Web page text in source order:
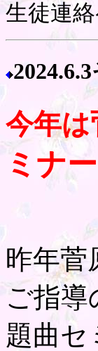
生徒連
2024.6.3
今年は
ミナ
昨年菅
ご指導
題曲